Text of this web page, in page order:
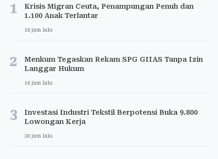
1
Krisis Migran Ceuta, Penampungan Penuh dan
1.100 Anak Terlantar
16 jam lalu
2
Menkum Tegaskan Rekam SPG GIIAS Tanpa Izin
Langgar Hukum
16 jam lalu
3
Investasi Industri Tekstil Berpotensi Buka 9.800
Lowongan Kerja
20 jam lalu